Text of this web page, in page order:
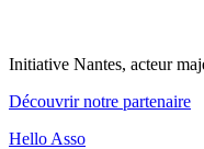
Initiative Nantes, acteur
Découvrir notre partenaire
Hello Asso